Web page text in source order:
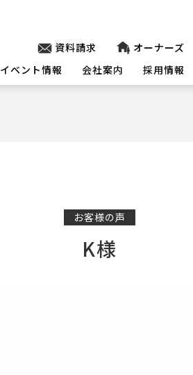
資料請求
オーナーズ
イベント情報 会社案内 採用情報
お客様の声
K様